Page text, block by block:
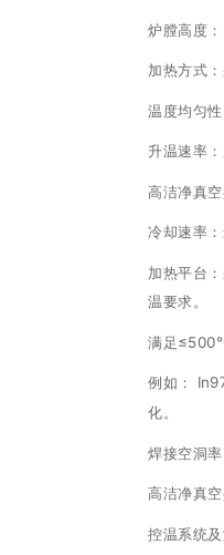
炉膛高度
加热方式
温度均匀
升温速率
高洁净真
冷却速率
加热平台
温要求。
满足
例如：
化。
焊接空洞率
高洁净真
控温系统